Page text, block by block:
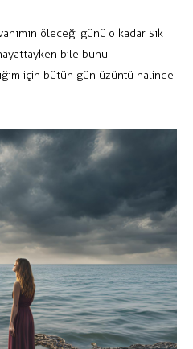
öleceği günü o kadar sık
bile bunu
için bütün gün üzüntü halinde